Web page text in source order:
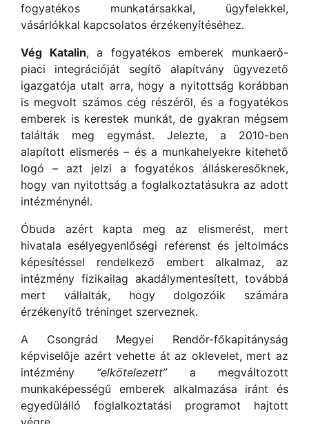
fogyatékos munkatársakkal, ügyfelekkel,
vásárlókkal kapcsolatos érzékenyítéséhez.
Vég Katalin, a fogyatékos emberek munkaerő-
piaci integrációját segítő alapítvány ügyvezető
igazgatója utalt arra, hogy a nyitottság korábban
is megvolt számos cég részéről, és a fogyatékos
emberek is kerestek munkát, de gyakran mégsem
találták meg egymást. Jelezte, a 2010-ben
alapított elismerés – és a munkahelyekre kitehető
logó – azt jelzi a fogyatékos álláskeresőknek,
hogy van nyitottság a foglalkoztatásukra az adott
intézménynél.
Óbuda azért kapta meg az elismerést, mert
hivatala esélyegyenlőségi referenst és jeltolmács
képesítéssel rendelkező embert alkalmaz, az
intézmény fizikailag akadálymentesített, továbbá
mert vállalták, hogy dolgozóik számára
érzékenyítő tréninget szerveznek.
A Csongrád Megyei Rendőr-főkapitányság
képviselője azért vehette át az oklevelet, mert az
intézmény “elkötelezett”a megváltozott
munkaképességű emberek alkalmazása iránt és
egyedülálló foglalkoztatási programot hajtott